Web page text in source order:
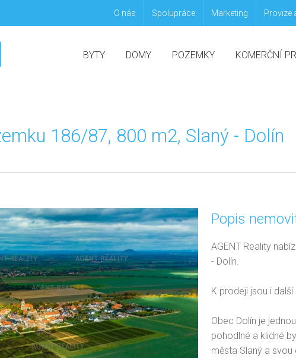
O nás Spolupráce Marketing Provize
BYTY DOMY POZEMKY KOMERČNÍ
186/87, 800 m2, Slaný - Dolín
Popis
AGENT Reality
- Dolín.
K prodeji jsou i
Obec Dolín je
pohodlné a klidné
města Slaný a